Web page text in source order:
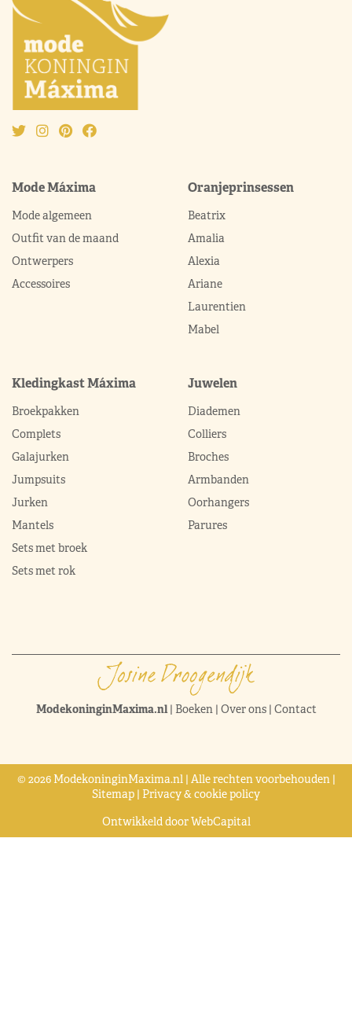
Mode Máxima
Mode algemeen
Outfit van de maand
Ontwerpers
Accessoires
Oranjeprinsessen
Beatrix
Amalia
Alexia
Ariane
Laurentien
Mabel
Kledingkast Máxima
Broekpakken
Complets
Galajurken
Jumpsuits
Jurken
Mantels
Sets met broek
Sets met rok
Juwelen
Diademen
Colliers
Broches
Armbanden
Oorhangers
Parures
ModekoninginMaxima.nl| Boeken| Over ons| Contact
© 2026 ModekoninginMaxima.nl | Alle rechten voorbehouden |
Sitemap | Privacy & cookie policy
Ontwikkeld doorWebCapital